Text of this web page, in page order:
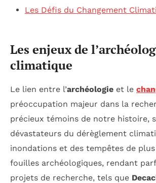
Les Défis du Changement
Les enjeux de
climatique
Le lien entre l’archéologie et le
préoccupation majeur dans la
précieux témoins de notre histoire,
dévastateurs du dérèglement
inondations et des tempêtes de
fouilles archéologiques, rendant
projets de recherche, tels que